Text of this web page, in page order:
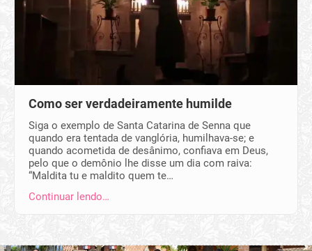
Como ser verdadeiramente humilde
Siga o exemplo de Santa Catarina de Senna que
quando era tentada de vanglória, humilhava-se; e
quando acometida de desânimo, confiava em Deus,
pelo que o demônio lhe disse um dia com raiva:
“Maldita tu e maldito quem te…
Continuar lendo…